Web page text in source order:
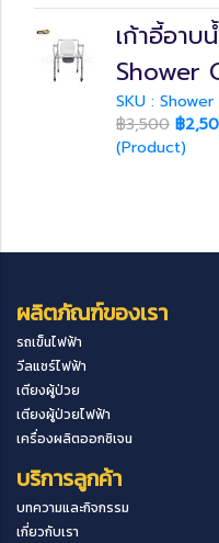
เก้าอี้อาบ
Shower
SKU :
฿3,500 ฿
(Product)
ผลิตภัณฑ์ของเรา
รถเข็นไฟฟ้า
วีลแชร์ไฟฟ้า
เตียงผู้ป่วย
เตียงผู้ป่วยไฟฟ้า
เครื่องผลิตออกซิเจน
บริการลูกค้า
บทความและกิจกรรม
เกี่ยวกับเรา